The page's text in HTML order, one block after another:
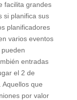
facilita grandes
si planifica sus
planificadores
varios eventos
entradas
el 2 de
que
por valor